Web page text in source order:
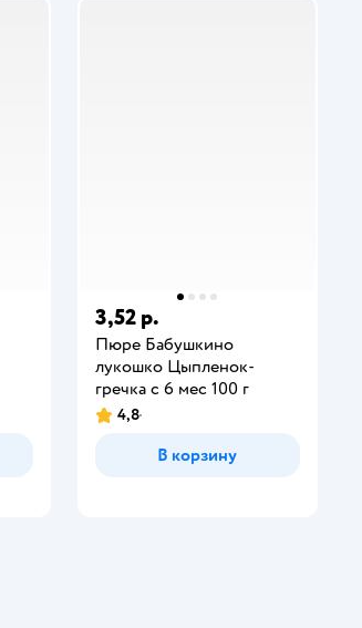
3,52 р.
Пюре Бабушкино
лукошко Цыпленок-
гречка с 6 мес 100 г
4,8
В корзину